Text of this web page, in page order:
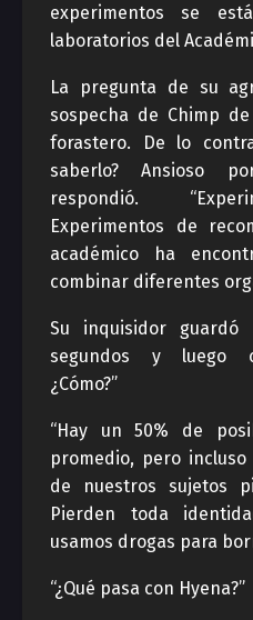
experimentos se
laboratorios del
La pregunta de su
sospecha de Chimp
forastero. De lo
saberlo? Ansioso
respondió.
Experimentos de
académico ha
combinar diferentes
Su inquisidor guardó
segundos y luego
¿Cómo?”
“Hay un 50% de
promedio, pero
de nuestros sujetos
Pierden toda
usamos drogas para
“¿Qué pasa con Hyena?”